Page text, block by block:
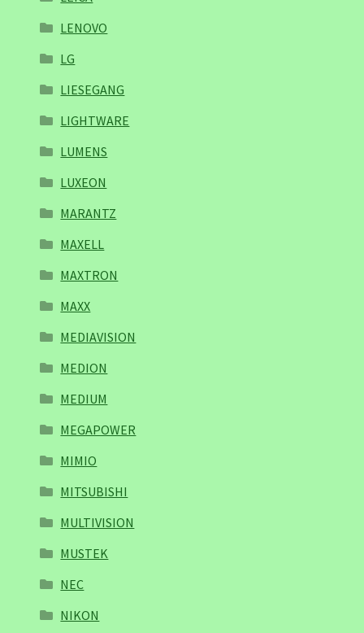
LENOVO
LG
LIESEGANG
LIGHTWARE
LUMENS
LUXEON
MARANTZ
MAXELL
MAXTRON
MAXX
MEDIAVISION
MEDION
MEDIUM
MEGAPOWER
MIMIO
MITSUBISHI
MULTIVISION
MUSTEK
NEC
NIKON